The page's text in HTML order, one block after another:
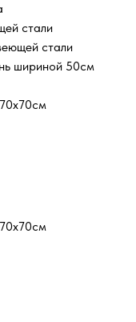
стали
стали
шириной 50см